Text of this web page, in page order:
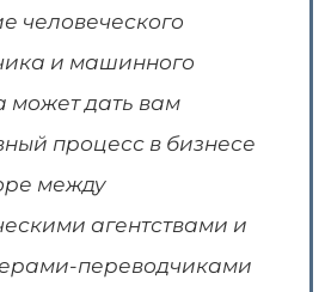
человеческого
и машинного
может дать вам
процесс в бизнесе
между
агентствами и
переводчиками